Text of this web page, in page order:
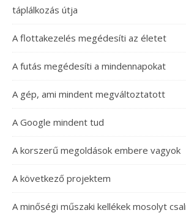
táplálkozás útja
A flottakezelés megédesíti az életet
A futás megédesíti a mindennapokat
A gép, ami mindent megváltoztatott
A Google mindent tud
A korszerű megoldások embere vagyok
A következő projektem
A minőségi műszaki kellékek mosolyt